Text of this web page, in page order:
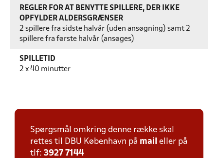
REGLER FOR AT BENYTTE SPILLERE, DER IKKE
OPFYLDER ALDERSGRÆNSER
2 spillere fra sidste halvår (uden ansøgning) samt 2
spillere fra første halvår (ansøges)
SPILLETID
2 x 40 minutter
Spørgsmål omkring denne række skal
rettes til DBU København på mail eller på
tlf: 3927 7144